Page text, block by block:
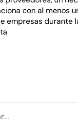
con al menos
empresas durante